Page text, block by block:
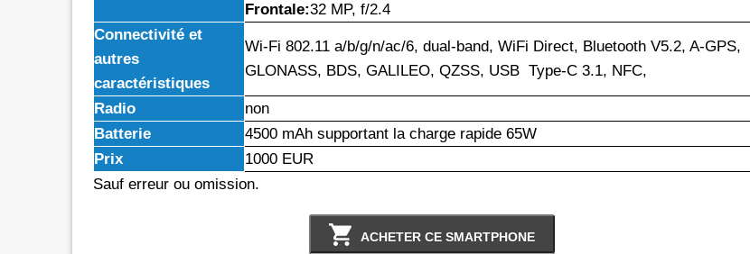
Frontale:32 MP, f/2.4
Connectivité et
autres
caractéristiques
Wi-Fi 802.11 a/b/g/n/ac/6, dual-band, WiFi Direct, Bluetooth V5.2, A-GPS,
GLONASS, BDS, GALILEO, QZSS, USB Type-C 3.1, NFC,
Radio
non
Batterie
4500 mAh supportant la charge rapide 65W
Prix
1000 EUR
Sauf erreur ou omission.
ACHETER CE SMARTPHONE